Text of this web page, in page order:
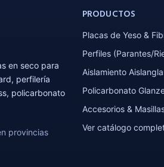
en seco para
perfilería
policarbonato
provincias
PRODUCTOS
Placas de Yeso &
Perfiles (Parantes/
Aislamiento
Policarbonato
Accesorios &
Ver catálogo